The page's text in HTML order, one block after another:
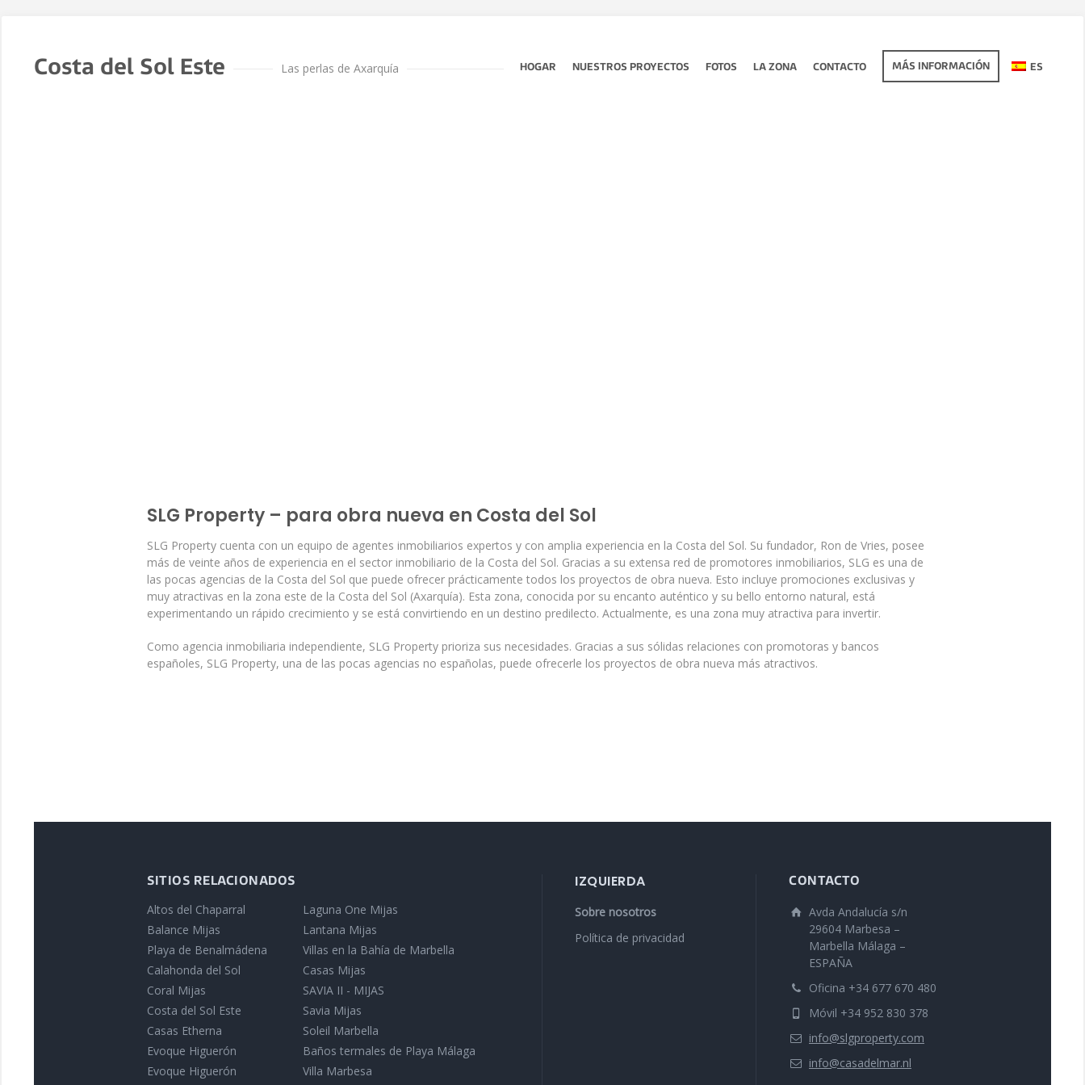
Costa del Sol Este Las perlas de Axarquía HOGAR NUESTROS PROYECTOS FOTOS LA ZONA CONTACTO MÁS INFORMACIÓN ES
SLG Property – para obra nueva en Costa del Sol
SLG Property cuenta con un equipo de agentes inmobiliarios expertos y con amplia experiencia en la Costa del Sol. Su fundador, Ron de Vries, posee
más de veinte años de experiencia en el sector inmobiliario de la Costa del Sol. Gracias a su extensa red de promotores inmobiliarios, SLG es una de
las pocas agencias de la Costa del Sol que puede ofrecer prácticamente todos los proyectos de obra nueva. Esto incluye promociones exclusivas y
muy atractivas en la zona este de la Costa del Sol (Axarquía). Esta zona, conocida por su encanto auténtico y su bello entorno natural, está
experimentando un rápido crecimiento y se está convirtiendo en un destino predilecto. Actualmente, es una zona muy atractiva para invertir.
Como agencia inmobiliaria independiente, SLG Property prioriza sus necesidades. Gracias a sus sólidas relaciones con promotoras y bancos
españoles, SLG Property, una de las pocas agencias no españolas, puede ofrecerle los proyectos de obra nueva más atractivos.
SITIOS RELACIONADOS
Altos del Chaparral
Balance Mijas
Playa de Benalmádena
Calahonda del Sol
Coral Mijas
Costa del Sol Este
Casas Etherna
Evoque Higuerón
Evoque Higuerón
Laguna One Mijas
Lantana Mijas
Villas en la Bahía de Marbella
Casas Mijas
SAVIA II - MIJAS
Savia Mijas
Soleil Marbella
Baños termales de Playa Málaga
Villa Marbesa
IZQUIERDA
Sobre nosotros
Política de privacidad
CONTACTO
Avda Andalucía s/n
29604 Marbesa –
Marbella Málaga –
ESPAÑA
Oficina +34 677 670 480
Móvil +34 952 830 378
info@slgproperty.com
info@casadelmar.nl